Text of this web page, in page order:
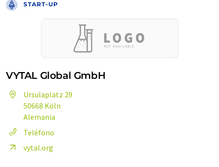
START-UP
VYTAL Global GmbH
Ursulaplatz 29
50668 Köln
Alemania
Teléfono
vytal.org